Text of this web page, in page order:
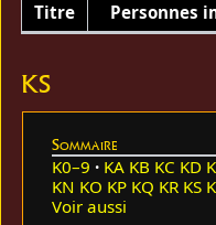
Titre Personnes
KS
Sommaire
K0–9 KA KB KC KD
KN KO KP KQ KR KS
Voir aussi